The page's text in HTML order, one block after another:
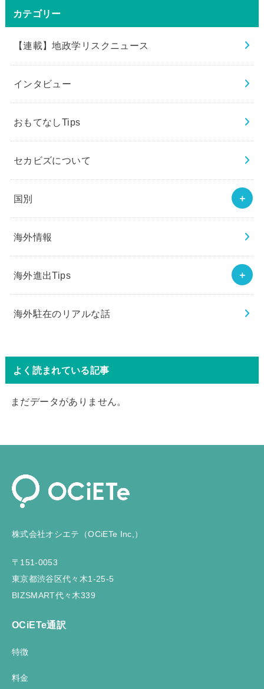
カテゴリー
【連載】地政学リスクニュース
インタビュー
おもてなしTips
セカビズについて
国別
海外情報
海外進出Tips
海外駐在のリアルな話
よく読まれている記事
まだデータがありません。
株式会社オシエテ（OCiETe Inc,）
〒151-0053
東京都渋谷区代々木1-25-5
BIZSMART代々木339
OCiETe通訳
特徴
料金